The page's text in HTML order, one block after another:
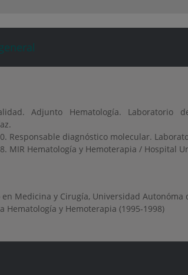
Adjunto Hematología. Laboratorio
Responsable diagnóstico molecular.
MIR Hematología y Hemoterapia / Hospital
en Medicina y Cirugía, Universidad Autonóma
Hematología y Hemoterapia (1995-1998)